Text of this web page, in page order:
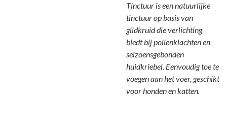
Tinctuur is een natuurlijke
tinctuur op basis van
glidkruid die verlichting
biedt bij pollenklachten en
seizoensgebonden
huidkriebel. Eenvoudig toe te
voegen aan het voer, geschikt
voor honden en katten.